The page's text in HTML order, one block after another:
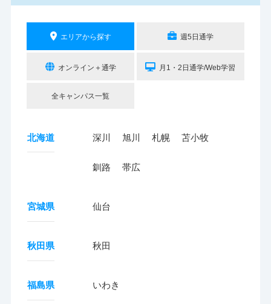
エリアから探す 週5日通学
オンライン＋通学 月1・2日通学/Web学習
全キャンパス一覧
北海道 深川 旭川 札幌 苫小牧
釧路 帯広
宮城県 仙台
秋田県 秋田
福島県 いわき